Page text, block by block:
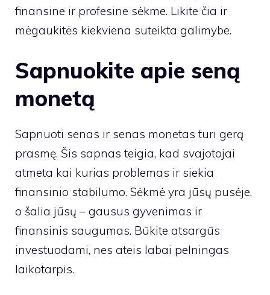
finansine ir profesine sėkme. Likite čia ir
mėgaukitės kiekviena suteikta galimybe.
Sapnuokite apie seną
monetą
Sapnuoti senas ir senas monetas turi gerą
prasmę. Šis sapnas teigia, kad svajotojai
atmeta kai kurias problemas ir siekia
finansinio stabilumo. Sėkmė yra jūsų pusėje,
o šalia jūsų – gausus gyvenimas ir
finansinis saugumas. Būkite atsargūs
investuodami, nes ateis labai pelningas
laikotarpis.